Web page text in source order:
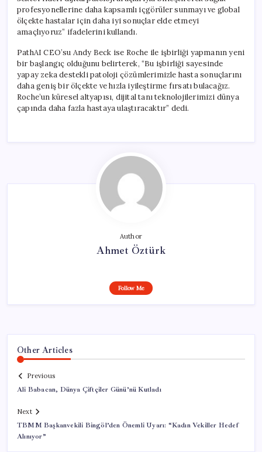
profesyonellerine daha kapsamlı içgörüler sunmayı ve global
ölçekte hastalar için daha iyi sonuçlar elde etmeyi
amaçlıyoruz” ifadelerini kullandı.
PathAI CEO’su Andy Beck ise Roche ile işbirliği yapmanın yeni
bir başlangıç olduğunu belirterek, “Bu işbirliği sayesinde
yapay zeka destekli patoloji çözümlerimizle hasta sonuçlarını
daha geniş bir ölçekte ve hızla iyileştirme fırsatı bulacağız.
Roche’un küresel altyapısı, dijital tanı teknolojilerimizi dünya
çapında daha fazla hastaya ulaştıracaktır” dedi.
Author
Ahmet Öztürk
Follow Me
Other Articles
Previous
Ali Babacan, Dünya Çiftçiler Günü’nü Kutladı
Next
TBMM Başkanvekili Bingöl’den Önemli Uyarı: “Kadın Vekiller Hedef
Alınıyor”